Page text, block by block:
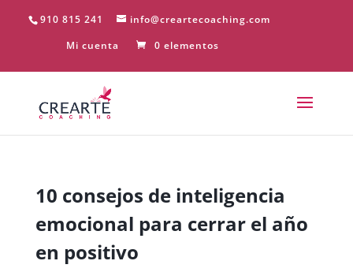
910 815 241
info@creartecoaching.com
Mi cuenta
0 elementos
10 consejos de inteligencia
emocional para cerrar el año
en positivo